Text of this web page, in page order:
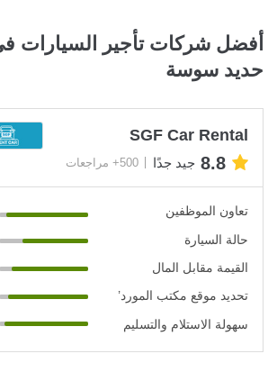
أفضل شركات تأجير
حديد سوسة
SGF Car Rental
8.8 جيد جدًا 500+ مراجعات
تعاون الموظفين
حالة السيارة
القيمة مقابل المال
تحديد موقع مكتب المورد’
سهولة الاستلام والتسليم